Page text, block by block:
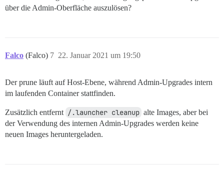
deleted:
deleted:
deleted:
deleted:
deleted:
deleted:
deleted:
deleted:
deleted:
untagged: local_discourse/metaruby:latest
deleted:
deleted:
Insgesamt zurückgewonnener Speicherplatz: 15,81 GB
über die Admin-Oberfläche auszulösen?
Falco (Falco) 22. Januar 2021 um 19:50
7
Der prune läuft auf Host-Ebene, während Admin-Upgrades intern
im laufenden Container stattfinden.
Zusätzlich entfernt /.launcher cleanup alte Images, aber bei
der Verwendung des internen Admin-Upgrades werden keine
neuen Images heruntergeladen.